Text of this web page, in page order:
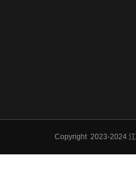
Copyright 2023-2024